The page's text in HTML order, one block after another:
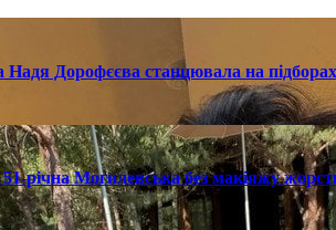
Надя Дорофєєва станцювала на
річна Могилевська без макіяжу